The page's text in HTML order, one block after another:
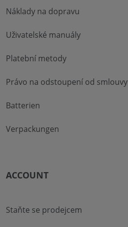
Náklady na dopravu
Uživatelské manuály
Platební metody
Právo na odstoupení od smlouvy
Batterien
Verpackungen
ACCOUNT
Staňte se prodejcem